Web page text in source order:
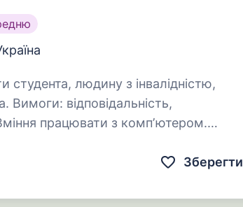
студента, людину з інвалідністю,
працювати з компʼютером.
за згодою безпосереднього…
Зберегти